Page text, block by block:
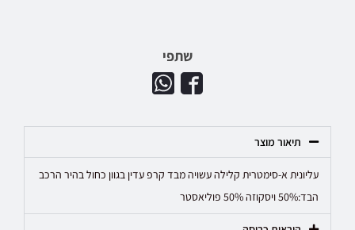
שתפי
תיאור מוצר
עליונית א-סימטרית קלילה עשויה מבד קרפ עדין בגוון כחול בהיר הרכב
הבד:50% ויסקוזה 50% פוליאסטר